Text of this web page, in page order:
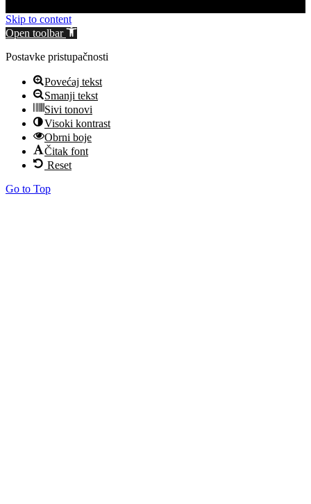
Skip to content
Open toolbar
Postavke pristupačnosti
Povećaj tekst
Smanji tekst
Sivi tonovi
Visoki kontrast
Obrni boje
Čitak font
Reset
Go to Top